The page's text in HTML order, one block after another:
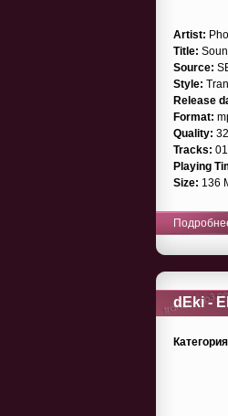
Artist:
Title:
Source:
Style:
Release
Format:
Quality:
Tracks:
Playing
Size: 136
dEki -